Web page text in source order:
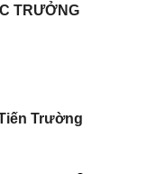
TRƯỞNG
Trường